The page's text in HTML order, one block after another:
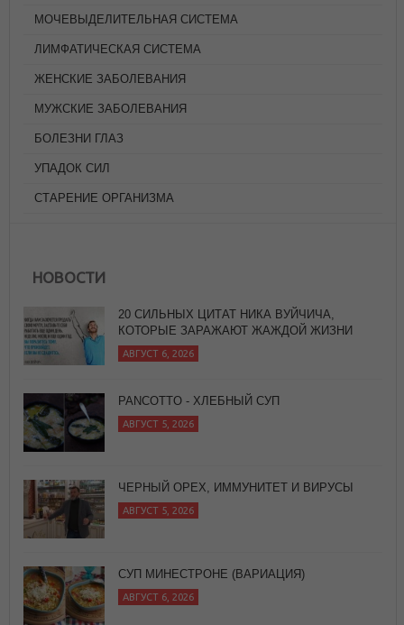
МОЧЕВЫДЕЛИТЕЛЬНАЯ СИСТЕМА
ЛИМФАТИЧЕСКАЯ СИСТЕМА
ЖЕНСКИЕ ЗАБОЛЕВАНИЯ
МУЖСКИЕ ЗАБОЛЕВАНИЯ
БОЛЕЗНИ ГЛАЗ
УПАДОК СИЛ
СТАРЕНИЕ ОРГАНИЗМА
НОВОСТИ
PANCOTTO - ХЛЕБНЫЙ СУП
ЧЕРНЫЙ ОРЕХ, ИММУНИТЕТ И ВИРУСЫ
АВГУСТ 5, 2026
СУП МИНЕСТРОНЕ (ВАРИАЦИЯ)
АВГУСТ 6, 2026